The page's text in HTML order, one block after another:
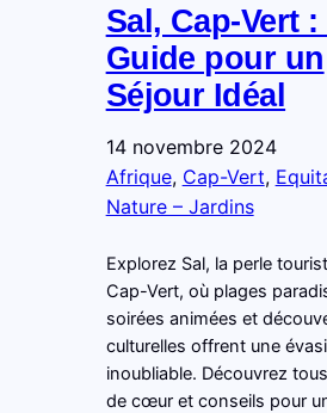
Sal, Cap-Vert :
Guide pour un
Séjour Idéal
14 novembre 2024
Afrique, Cap-Vert,
Nature – Jardins
Explorez Sal, la perle
Cap-Vert, où plages
soirées animées et
culturelles offrent une
inoubliable. Découvrez
de cœur et conseils pour